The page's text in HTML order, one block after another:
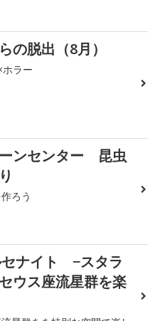
の脱出（8月）
ラー
ンセンター 昆虫
ろう
セナイト −スタラ
ウス座流星群を楽